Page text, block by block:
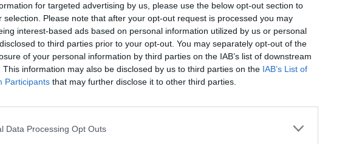
for targeted advertising by us, please use the below opt-out section to
selection. Please note that after your opt-out request is processed you may
interest-based ads based on personal information utilized by us or personal
to third parties prior to your opt-out. You may separately opt-out of the
of your personal information by third parties on the IAB’s list of downstream
This information may also be disclosed by us to third parties on the IAB’s List of
Participants that may further disclose it to other third parties.
Data Processing Opt Outs